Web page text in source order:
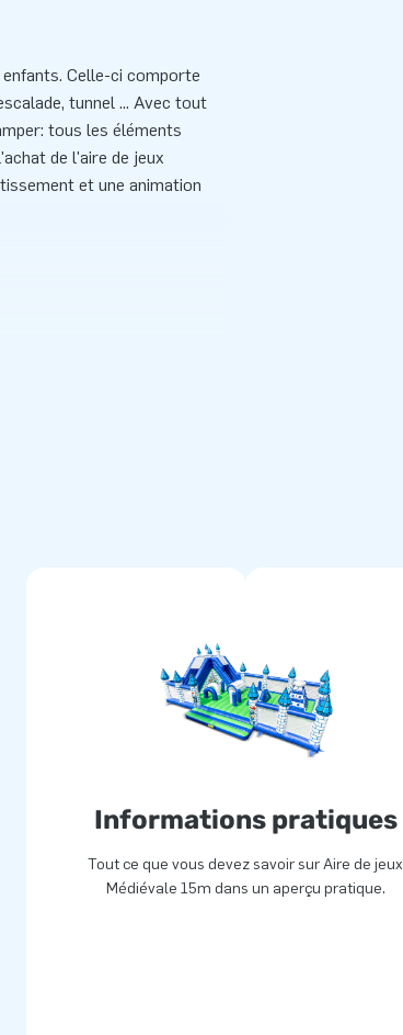
Celle-ci comporte
tunnel ... Avec tout
tous les éléments
de l'aire de jeux
et une animation
est Idéale pour les
offre une garantie unique de
et attractions gonflables.
structures gonflables.
grands enfants du monde
De plus, les équipes de
innovent en permanence
Informations pratiques
Tout ce que vous devez savoir sur Aire de jeux
Médiévale 15m dans un aperçu pratique.